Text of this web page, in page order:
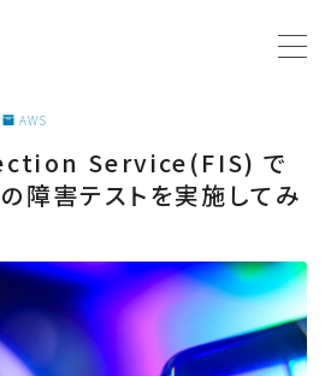
AWS
Service(FIS) で
障害テストを実施してみ